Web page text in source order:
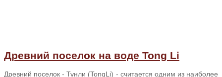
Древний поселок на воде Tong Li
Древний поселок - Тунли (TongLi) - считается одним из наиболее